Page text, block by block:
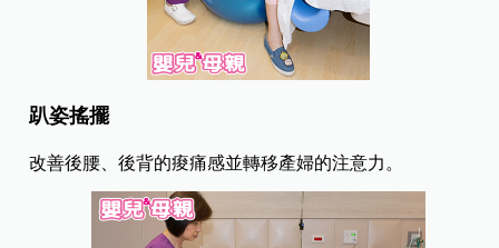
趴姿搖擺
改善後腰、後背的痠痛感並轉移產婦的注意力。